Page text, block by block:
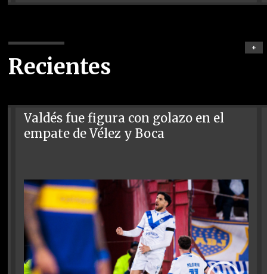
Recientes
+
Valdés fue figura con golazo en el
empate de Vélez y Boca